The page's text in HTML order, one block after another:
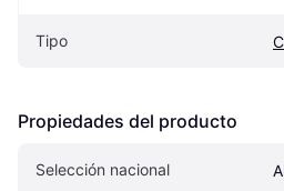
Tipo
Propiedades del producto
Selección nacional